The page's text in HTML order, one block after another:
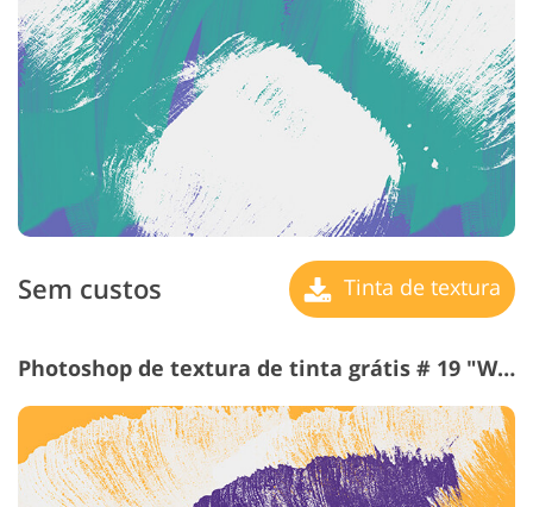
Sem custos Tinta de textura
Photoshop de textura de tinta grátis # 19 "Warm"